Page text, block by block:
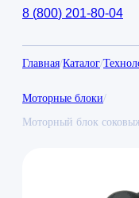
8 (800) 201-80-04
Главная/Каталог/
Моторные блоки/
Моторный блок